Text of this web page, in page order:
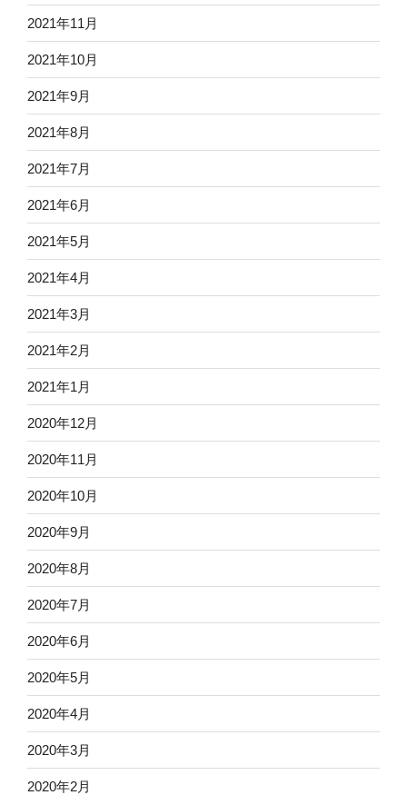
2021年11月
2021年10月
2021年9月
2021年8月
2021年7月
2021年6月
2021年5月
2021年4月
2021年3月
2021年2月
2021年1月
2020年12月
2020年11月
2020年10月
2020年9月
2020年8月
2020年7月
2020年6月
2020年5月
2020年4月
2020年3月
2020年2月